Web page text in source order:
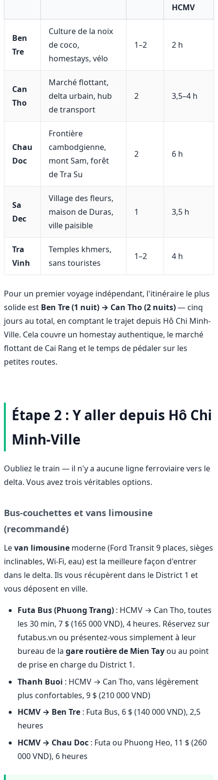
HCMV
Ben
Tre
Culture de la noix
de coco,
homestays, vélo
1–2 2 h
Can
Tho
Marché flottant,
delta urbain, hub
de transport
2 3,5–4 h
Chau
Doc
Frontière
cambodgienne,
mont Sam, forêt
de Tra Su
2 6 h
Sa
Dec
Village des fleurs,
maison de Duras,
ville paisible
1 3,5 h
Tra
Vinh
Temples khmers,
sans touristes
1–2 4 h
Pour un premier voyage indépendant, l'itinéraire le plus
solide est Ben Tre (1 nuit) → Can Tho (2 nuits)— cinq
jours au total, en comptant le trajet depuis Hô Chi Minh-
Ville. Cela couvre un homestay authentique, le marché
flottant de Cai Rang et le temps de pédaler sur les
petites routes.
Étape 2 : Y aller depuis Hô Chi
Minh-Ville
Oubliez le train — il n'y a aucune ligne ferroviaire vers le
delta. Vous avez trois véritables options.
Bus-couchettes et vans limousine
(recommandé)
Levan limousine moderne (Ford Transit 9 places, sièges
inclinables, Wi-Fi, eau) est la meilleure façon d'entrer
dans le delta. Ils vous récupèrent dans le District 1 et
vous déposent en ville.
Futa Bus (Phuong Trang) : HCMV → Can Tho, toutes
les 30 min, 7 $ (165 000 VND), 4 heures. Réservez sur
futabus.vn ou présentez-vous simplement à leur
bureau de la gare routière de Mien Tay ou au point
de prise en charge du District 1.
Thanh Buoi : HCMV → Can Tho, vans légèrement
plus confortables, 9 $ (210 000 VND)
HCMV → Ben Tre : Futa Bus, 6 $ (140 000 VND), 2,5
heures
HCMV → Chau Doc : Futa ou Phuong Heo, 11 $ (260
000 VND), 6 heures